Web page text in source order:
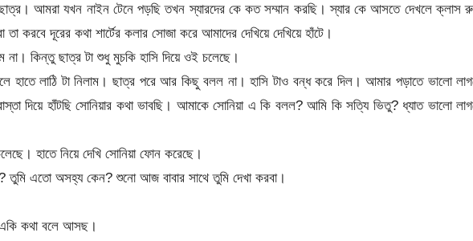
আমরা যখন নাইন টেনে পড়ছি তখন স্যারদের কে কত সম্মান করছি। স্যার কে আসতে দেখলে ক্লাস
করবে দূরের কথা শার্টের কলার সোজা করে আমাদের দেখিয়ে দেখিয়ে হাঁটে।
কিন্তু ছাত্র টা শুধু মুচকি হাসি দিয়ে ওই চলেছে।
হাতে লাঠি টা নিলাম। ছাত্র পরে আর কিছু বলল না। হাসি টাও বন্ধ করে দিল। আমার পড়াতে ভালো
দিয়ে হাঁটছি সোনিয়ার কথা ভাবছি। আমাকে সোনিয়া এ কি বলল? আমি কি সত্যি ভিতু? ধ্যাত ভালো
হাতে নিয়ে দেখি সোনিয়া ফোন করেছে।
তুমি এতো অসহ্য কেন? শুনো আজ বাবার সাথে তুমি দেখা করবা।
কথা বলে আসছ।